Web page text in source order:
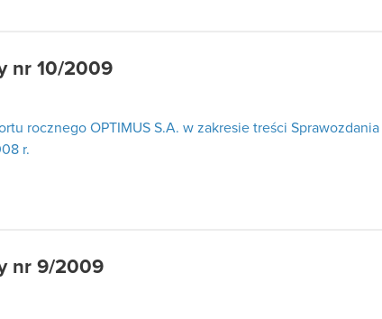
nr 10/2009
rocznego OPTIMUS S.A. w zakresie treści
r.
nr 9/2009